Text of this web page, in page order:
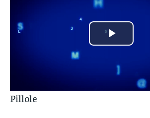
ECONOMIA
ECONOMIA
CONTATTI
ECONOMIA
CONTATTI
Play
Video
Pillole